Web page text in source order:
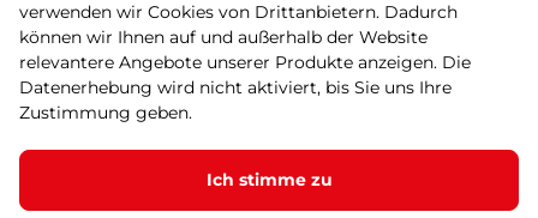
Wiederufsbelehrung mit Link
zum Formular
Batterieentsorgung
Informationen zu Elektro-
und Elektonikgeräten
Widerruf erklären
verwenden wir Cookies von Drittanbietern. Dadurch
können wir Ihnen auf und außerhalb der Website
relevantere Angebote unserer Produkte anzeigen. Die
Datenerhebung wird nicht aktiviert, bis Sie uns Ihre
Zustimmung geben.
Ich stimme zu